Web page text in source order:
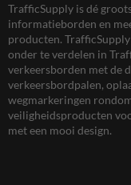
TrafficSupply is dé
informatieborden en
producten.
onder te verdelen in
verkeersborden met de
verkeersbordpalen,
wegmarkeringen
veiligheidsproducten
met een mooi design.